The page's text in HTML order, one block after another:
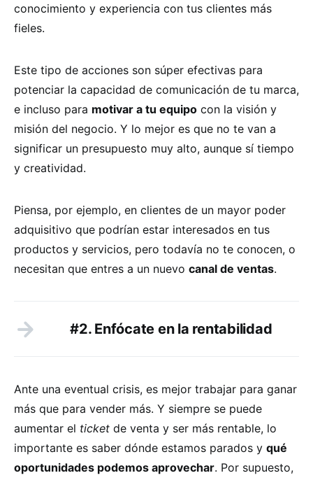
conocimiento y experiencia con tus clientes más
fieles.
Este tipo de acciones son súper efectivas para
potenciar la capacidad de comunicación de tu marca,
e incluso para motivar a tu equipo con la visión y
misión del negocio. Y lo mejor es que no te van a
significar un presupuesto muy alto, aunque sí tiempo
y creatividad.
Piensa, por ejemplo, en clientes de un mayor poder
adquisitivo que podrían estar interesados en tus
productos y servicios, pero todavía no te conocen, o
necesitan que entres a un nuevo canal de ventas.
#2. Enfócate en la rentabilidad
Ante una eventual crisis, es mejor trabajar para ganar
más que para vender más. Y siempre se puede
aumentar el ticket de venta y ser más rentable, lo
importante es saber dónde estamos parados y qué
oportunidades podemos aprovechar. Por supuesto,